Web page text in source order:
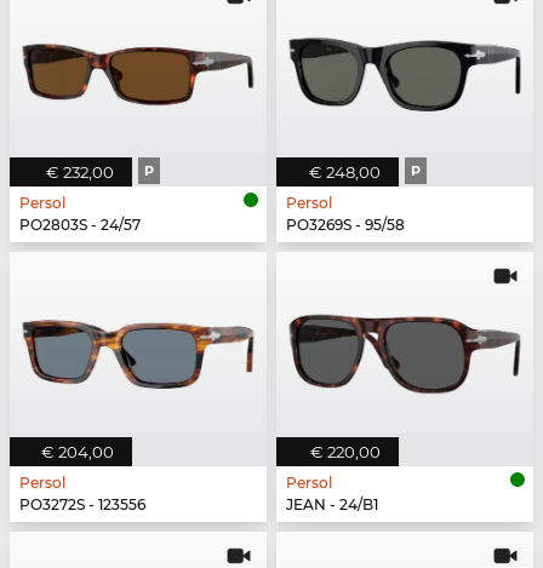
€ 232,00 P
Persol
PO2803S - 24/57
€ 248,00 P
Persol
PO3269S - 95/58
€ 204,00
Persol
PO3272S - 123556
€ 220,00
Persol
JEAN - 24/B1